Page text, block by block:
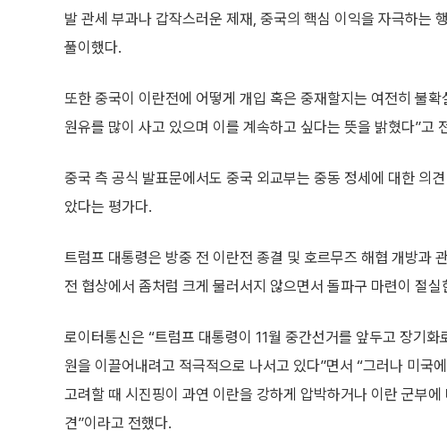
발 관세 부과나 갑작스러운 제재, 중국의 핵심 이익을 자극하는
풀이했다.
또한 중국이 이란전에 어떻게 개입 혹은 중재할지는 여전히 불
원유를 많이 사고 있으며 이를 계속하고 싶다는 뜻을 밝혔다”고
중국 측 공식 발표문에서도 중국 외교부는 중동 정세에 대한 의
았다는 평가다.
트럼프 대통령은 방중 전 이란전 종결 및 호르무즈 해협 개방과
전 협상에서 좀처럼 크게 물러서지 않으면서 돌파구 마련이 절실
로이터통신은 “트럼프 대통령이 11월 중간선거를 앞두고 장기
원을 이끌어내려고 적극적으로 나서고 있다”면서 “그러나 미국
고려할 때 시진핑이 과연 이란을 강하게 압박하거나 이란 군부
견”이라고 전했다.